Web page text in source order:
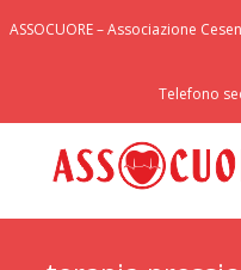
ASSOCUORE – Associazione
Telefono